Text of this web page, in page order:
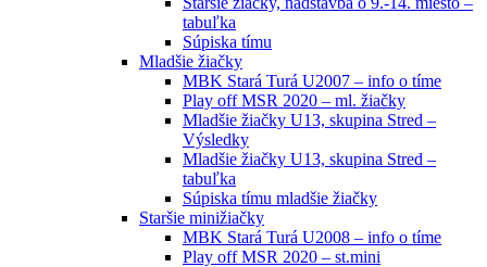
tabuľka
Súpiska tímu
Mladšie žiačky
MBK Stará Turá U2007 – info o tíme
Play off MSR 2020 – ml. žiačky
Mladšie žiačky U13, skupina Stred –
Výsledky
Mladšie žiačky U13, skupina Stred –
tabuľka
Súpiska tímu mladšie žiačky
Staršie minižiačky
MBK Stará Turá U2008 – info o tíme
Play off MSR 2020 – st.mini